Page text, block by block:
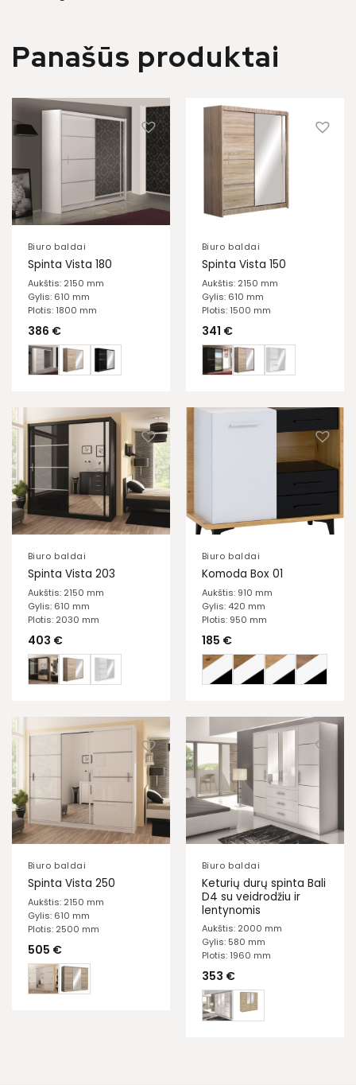
Panašūs produktai
Biuro baldai
Spinta Vista 180
Aukštis: 2150 mm
Gylis: 610 mm
Plotis: 1800 mm
386 €
Biuro baldai
Spinta Vista 150
Aukštis: 2150 mm
Gylis: 610 mm
Plotis: 1500 mm
341 €
Biuro baldai
Spinta Vista 203
Aukštis: 2150 mm
Gylis: 610 mm
Plotis: 2030 mm
403 €
Biuro baldai
Komoda Box 01
Aukštis: 910 mm
Gylis: 420 mm
Plotis: 950 mm
185 €
Biuro baldai
Spinta Vista 250
Aukštis: 2150 mm
Gylis: 610 mm
Plotis: 2500 mm
505 €
Biuro baldai
Keturių durų spinta Bali
D4 su veidrodžiu ir
lentynomis
Aukštis: 2000 mm
Gylis: 580 mm
Plotis: 1960 mm
353 €